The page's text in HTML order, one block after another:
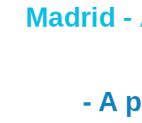
Madrid
- A